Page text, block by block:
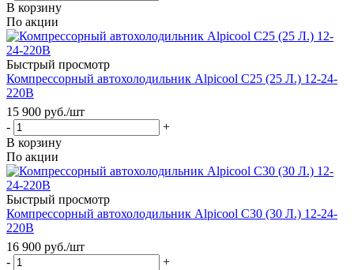
В корзину
По акции
Быстрый просмотр
Компрессорный автохолодильник Alpicool C25 (25 Л.) 12-24-
220В
15 900 руб./шт
-
+
В корзину
По акции
Быстрый просмотр
Компрессорный автохолодильник Alpicool C30 (30 Л.) 12-24-
220В
16 900 руб./шт
-
+